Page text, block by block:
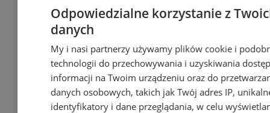
Odpowiedzialne korzystanie z
danych
My i nasi partnerzy używamy plików cookie i
technologii do przechowywania i uzyskiwania
informacji na Twoim urządzeniu oraz do
danych osobowych, takich jak Twój adres IP,
identyfikatory i dane przeglądania, w celu